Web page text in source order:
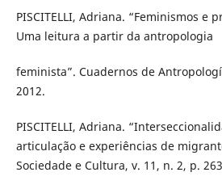
PISCITELLI, Adriana. “Feminismos e
Uma leitura a partir da antropologia
feminista”. Cuadernos de
2012.
PISCITELLI, Adriana.
articulação e experiências de
Sociedade e Cultura, v. 11, n. 2, p.